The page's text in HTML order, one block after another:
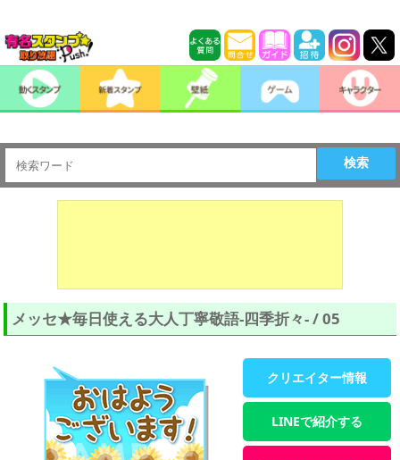
検索
メッセ★毎日使える大人丁寧敬語-四季折々- / 05
クリエイター情報
LINEで紹介する